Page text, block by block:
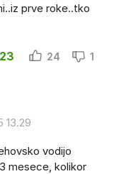
prve roke..tko
24 1
13.29
vodijo
mesece, kolikor